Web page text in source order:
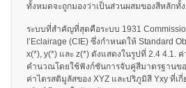
ล็อก
ดาวน์โหลด
ซอฟต์แวร์
ทั้งหมดจะถูกมองว่าเป็นส่วนผสมของสีหลักทั้
ระบบที่สำคัญที่สุดคือระบบ 1931
I’Eclairage (CIE) ซึ่งกำหนดให้ Standard
x(*), y(*) และ z(*) ดังแสดงในรูปที่ 2.4 4.1.
คำนวณโดยใช้ฟังก์ชันการจับคู่สีมาตรฐานข
ค่าไตรสติมูลัสของ XYZ และปริภูมิสี Yxy ที่เ